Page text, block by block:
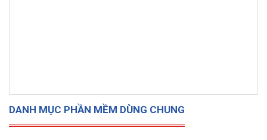
DANH MỤC PHẦN MỀM DÙNG CHUNG